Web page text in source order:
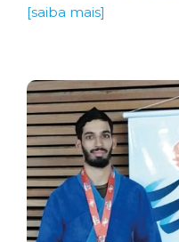
[saiba mais]